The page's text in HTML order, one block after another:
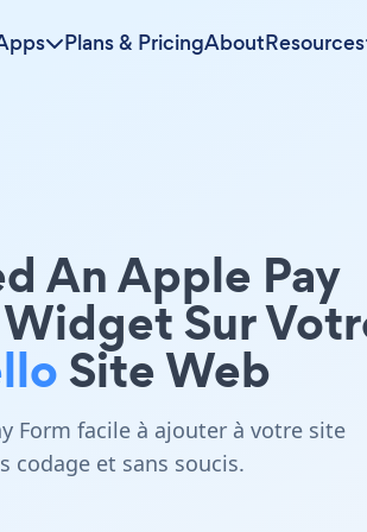
Plans & PricingAboutResources
An Apple Pay
Sur
Site Web
Form facile à ajouter à votre site
codage et sans soucis.